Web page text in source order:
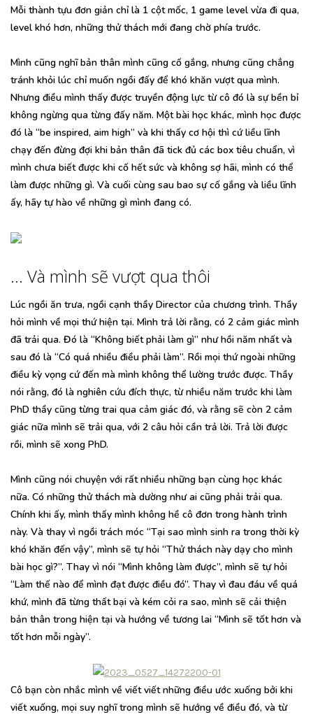
Mỗi thành tựu đơn giản chỉ là 1 cột mốc, 1 game level vừa đi qua,
level khó hơn, những thử thách mới đang chờ phía trước.
Mình cũng nghĩ bản thân mình cũng cố gắng, nhưng cũng chẳng
tránh khỏi lúc chỉ muốn ngồi đấy để khó khăn vượt qua mình.
Nhưng điều mình thấy được truyền động lực từ cô đó là sự bền bỉ
không ngừng qua từng đấy năm. Một bài học khác, mình học được
đó là “be inspired, aim high” và khi thấy cơ hội thì cứ liều lĩnh
chạy đến đừng đợi khi bản thân đã tick đủ các box tiêu chuẩn, vì
mình chưa biết được khi cố hết sức và không sợ hãi, mình có thể
làm được những gì. Và cuối cùng sau bao sự cố gắng và liều lĩnh
ấy, hãy tự hào về những gì mình đang có.
… Và mình sẽ vượt qua thôi
Lúc ngồi ăn trưa, ngồi cạnh thầy Director của chương trình. Thầy
hỏi mình về mọi thứ hiện tại. Mình trả lời rằng, có 2 cảm giác mình
đã trải qua. Đó là “Không biết phải làm gì” như hồi năm nhất và
sau đó là “Có quá nhiều điều phải làm”. Rồi mọi thứ ngoài những
điều kỳ vọng cứ đến mà mình không thể lường trước được. Thầy
nói rằng, đó là nghiên cứu đích thực, từ nhiều năm trước khi làm
PhD thầy cũng từng trai qua cảm giác đó, và rằng sẽ còn 2 cảm
giác nữa mình sẽ trải qua, với 2 câu hỏi cần trả lời. Trả lời được
rồi, mình sẽ xong PhD.
Mình cũng nói chuyện với rất nhiều những bạn cùng học khác
nữa. Có những thử thách mà dường như ai cũng phải trải qua.
Chính khi ấy, mình thấy mình không hề cô đơn trong hành trình
này. Và thay vì ngồi trách móc “Tại sao mình sinh ra trong thời kỳ
khó khăn đến vậy”, mình sẽ tự hỏi “Thử thách này dạy cho mình
bài học gì?”. Thay vì nói “Mình không làm được”, mình sẽ tự hỏi
“Làm thế nào để mình đạt được điều đó”. Thay vì đau đáu về quá
khứ, mình đã từng thất bại và kém cỏi ra sao, mình sẽ cải thiện
bản thân trong hiện tại và hướng về tương lai “Mình sẽ tốt hơn và
tốt hơn mỗi ngày”.
Cô bạn còn nhắc mình về viết viết những điều ước xuống bởi khi
viết xuống, mọi suy nghĩ trong mình sẽ hướng về điều đó, và từ